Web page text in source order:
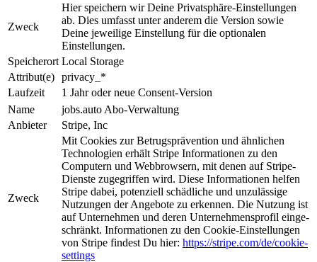
Zweck
Hier speichern wir Deine Privat­sphäre-Ein­stel­lun­gen
ab. Dies um­fasst unter anderem die Ver­sion sowie
Deine jeweilige Ein­stel­lung für die optionalen
Einstellungen.
Speicherort Local Storage
Attribut(e) privacy_*
Laufzeit
1 Jahr oder neue Consent-Version
Name
jobs.auto Abo-Verwaltung
Anbieter
Stripe, Inc
Zweck
Mit Cookies zur Be­trugs­prä­ven­tion und ähnlichen
Tech­nologien erhält Stripe Informationen zu den
Computern und Web­brow­sern, mit denen auf Stripe-
Dienste zugegriffen wird. Diese Informationen helfen
Stripe da­bei, potenziell schädliche und unzulässige
Nutzungen der An­ge­bo­te zu erkennen. Die Nut­zung ist
auf Unternehmen und deren Unternehmensprofil ein­ge­
schrän­kt. Informationen zu den Cookie-Einstellungen
von Stripe findest Du hier: https://stripe.com/de/cookie-
settings